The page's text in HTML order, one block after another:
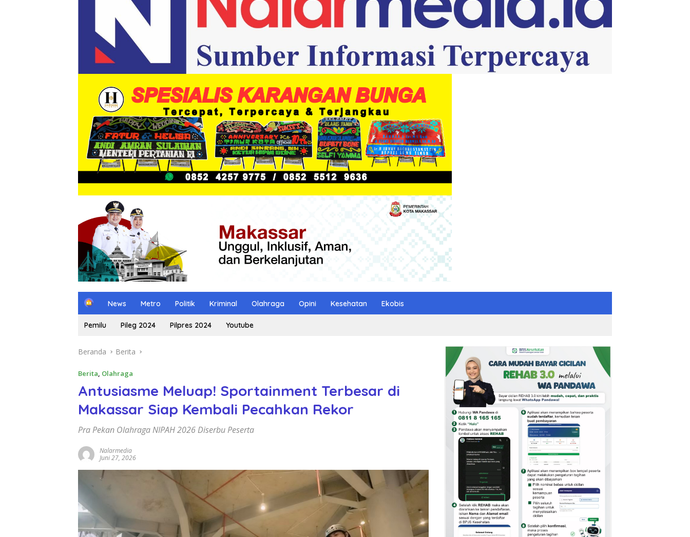
H
m
e
News Metro Politik Kriminal Olahraga Opini Kesehatan Ekobis
Pemilu Pileg 2024 Pilpres 2024 Youtube
Beranda Berita
Berita, Olahraga
Antusiasme Meluap! Sportainment Terbesar di
Makassar Siap Kembali Pecahkan Rekor
Pra Pekan Olahraga NIPAH 2026 Diserbu Peserta
Nalarmedia
Juni 27, 2026